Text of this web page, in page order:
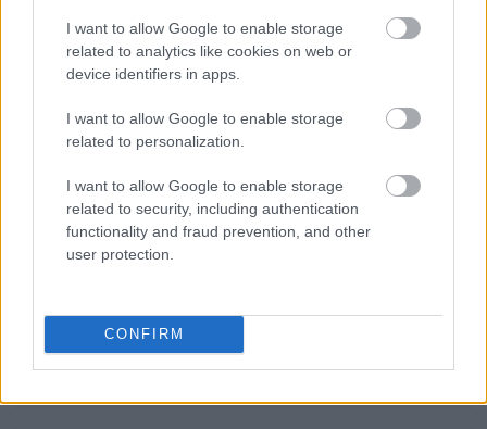
I want to allow Google to enable storage
related to analytics like cookies on web or
device identifiers in apps.
I want to allow Google to enable storage
related to personalization.
I want to allow Google to enable storage
related to security, including authentication
functionality and fraud prevention, and other
user protection.
CONFIRM
Opieramy się na przyimku
Dodatni przysłówek w połączeniu zrozczarować
Kilka wisien?
Ciekawostki
świekra — Jak się ma świekra do teściowej
sarkazm— Sarkazm i sarkanie, czyli o pochodzeniu
— Pochodzenie wyrazumenel
Mogą Cię zainteresować również hasła